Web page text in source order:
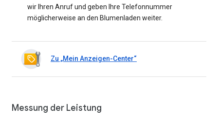
wir Ihren Anruf und geben Ihre Telefonnummer
möglicherweise an den Blumenladen weiter.
Zu „Mein Anzeigen-Center“
Messung der Leistung